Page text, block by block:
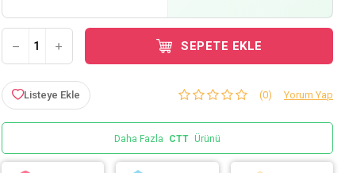
SEPETE EKLE
Listeye Ekle (0) Yorum Yap
Daha Fazla CTT Ürünü